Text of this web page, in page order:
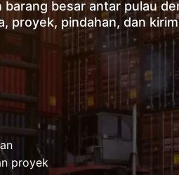
besar antar pulau
proyek, pindahan, dan
proyek